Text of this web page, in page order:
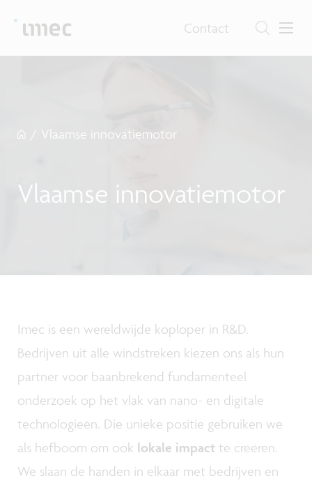
Contact
/ Vlaamse innovatiemotor
Vlaamse innovatiemotor
Imec is een wereldwijde koploper in R&D.
Bedrijven uit alle windstreken kiezen ons als hun
partner voor baanbrekend fundamenteel
onderzoek op het vlak van nano- en digitale
technologieën. Die unieke positie gebruiken we
als hefboom om ook lokale impact te creëren.
We slaan de handen in elkaar met bedrijven en